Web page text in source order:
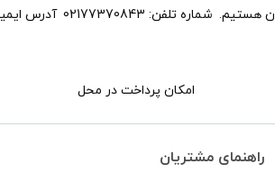
شماره تلفن: 02177370843 آدرس
امکان پرداخت در محل
راهنمای مشتریان